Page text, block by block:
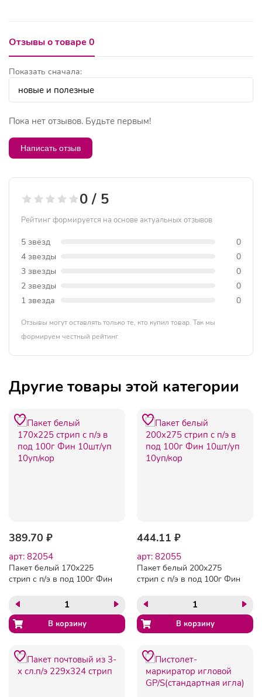
Отзывы о товаре 0
Показать сначала:
Пока нет отзывов. Будьте первым!
Написать отзыв
0 / 5
Рейтинг формируется на основе актуальных отзывов
5 звёзд
0
4 звезды
0
3 звезды
0
2 звезды
0
1 звезда
0
Отзывы могут оставлять только те, кто купил товар. Так мы
формируем честный рейтинг.
Другие товары этой категории
389.70 ₽
арт: 82054
Пакет белый 170х225
стрип с п/э в под 100г Фин
444.11 ₽
арт: 82055
Пакет белый 200х275
стрип с п/э в под 100г Фин